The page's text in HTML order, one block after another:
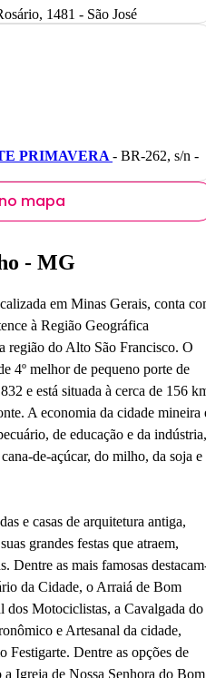
1481 - São José
PRIMAVERA - BR-262, s/n -
mapa
- MG
em Minas Gerais, conta
à Região Geográfica
região do Alto São Francisco. O
4º melhor de pequeno porte de
e está situada à cerca de 156
A economia da cidade mineira
de educação e da indústria,
de-açúcar, do milho, da soja e
e casas de arquitetura antiga,
grandes festas que atraem,
Dentre as mais famosas
da Cidade, o Arraiá de Bom
dos Motociclistas, a Cavalgada do
e Artesanal da cidade,
Festigarte. Dentre as opções de
a Igreja de Nossa Senhora do Bom